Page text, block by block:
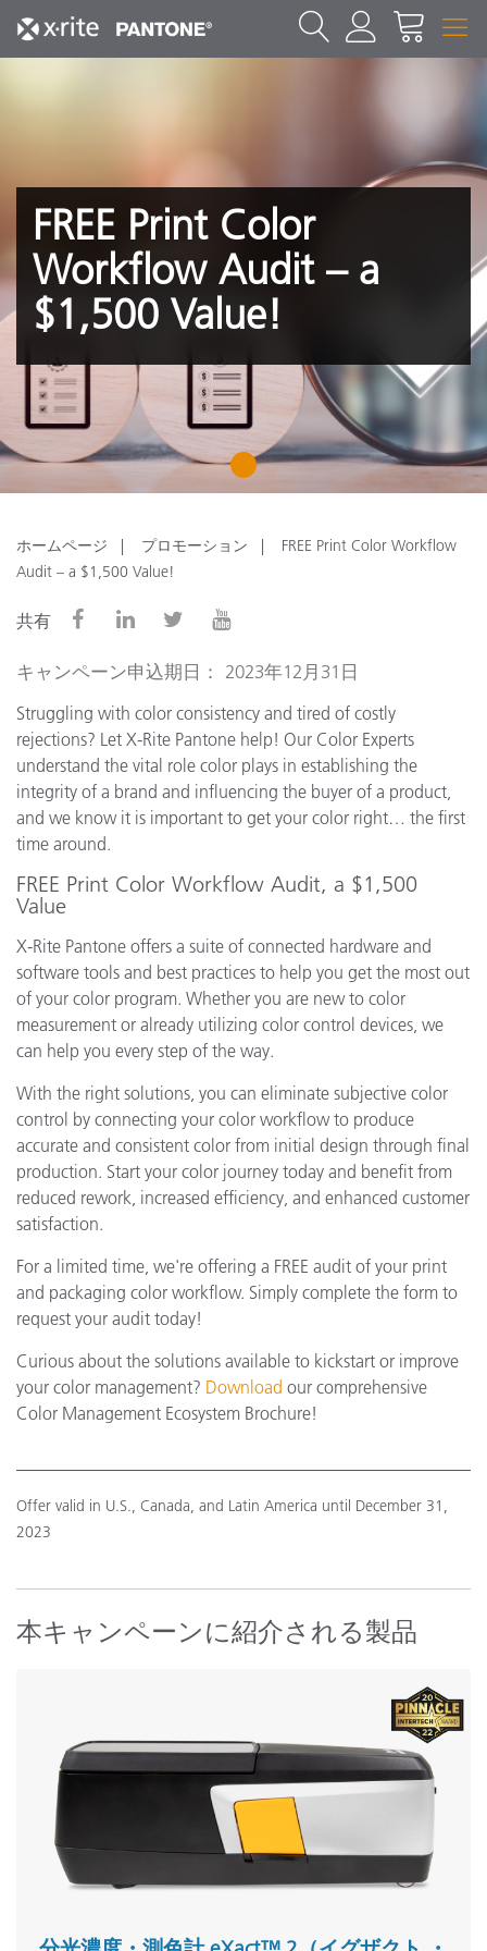
FREE Print Color
Workflow Audit – a
$1,500 Value!
1
ホームページ プロモーション
FREE Print Color Workflow
Audit – a $1,500 Value!
共有
キャンペーン申込期日： 2023年12月31日
Struggling with color consistency and tired of costly
rejections? Let X-Rite Pantone help! Our Color Experts
understand the vital role color plays in establishing the
integrity of a brand and influencing the buyer of a product,
and we know it is important to get your color right… the first
time around.
FREE Print Color Workflow Audit, a $1,500
Value
X-Rite Pantone offers a suite of connected hardware and
software tools and best practices to help you get the most out
of your color program. Whether you are new to color
measurement or already utilizing color control devices, we
can help you every step of the way.
With the right solutions, you can eliminate subjective color
control by connecting your color workflow to produce
accurate and consistent color from initial design through final
production. Start your color journey today and benefit from
reduced rework, increased efficiency, and enhanced customer
satisfaction.
For a limited time, we're offering a FREE audit of your print
and packaging color workflow. Simply complete the form to
request your audit today!
Curious about the solutions available to kickstart or improve
your color management? Download our comprehensive
Color Management Ecosystem Brochure!
Offer valid in U.S., Canada, and Latin America until December 31,
2023
本キャンペーンに紹介される製品